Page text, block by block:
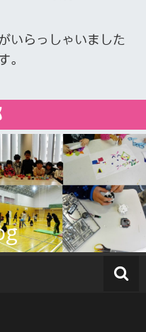
いらっしゃいました
。